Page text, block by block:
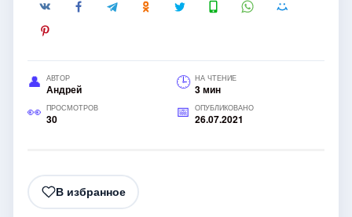
АВТОР
Андрей
НА ЧТЕНИЕ
3 мин
ПРОСМОТРОВ
30
ОПУБЛИКОВАНО
26.07.2021
В избранное